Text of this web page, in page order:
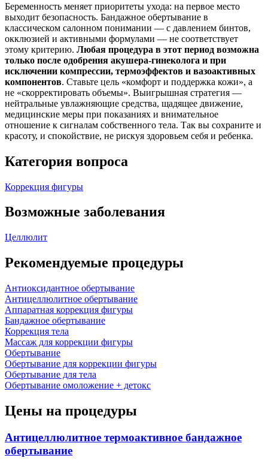
Беременность меняет приоритеты ухода: на первое место
выходит безопасность. Бандажное обертывание в
классическом салонном понимании — с давлением бинтов,
окклюзией и активными формулами — не соответствует
этому критерию. Любая процедура в этот период возможна
только после одобрения акушера‑гинеколога и при
исключении компрессии, термоэффектов и вазоактивных
компонентов. Ставьте цель «комфорт и поддержка кожи», а
не «скорректировать объемы». Выигрышная стратегия —
нейтральные увлажняющие средства, щадящее движение,
медицинские меры при показаниях и внимательное
отношение к сигналам собственного тела. Так вы сохраните и
красоту, и спокойствие, не рискуя здоровьем себя и ребенка.
Категория вопроса
Коррекция фигуры
Возможные заболевания
Целлюлит
Рекомендуемые процедуры
Антиоксидантное обертывание
Антицеллюлитное обертывание
Аппаратная коррекция фигуры
Бандажное обертывание
Коррекция тела
Массаж для коррекции фигуры
Обертывание
Обертывание для коррекции фигуры
Обертывание для тела
Обертывание омоложение + детокс
Цены на процедуры
Антицеллюлитное термоактивное бандажное
обертывание